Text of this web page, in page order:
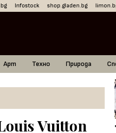
Infostock shop.gladen.bg
Арт Техно Природа
Vuitton